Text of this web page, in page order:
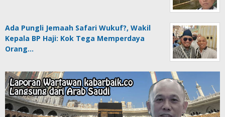
Ada Pungli Jemaah Safari Wukuf?, Wakil
Kepala BP Haji: Kok Tega Memperdaya
Orang…